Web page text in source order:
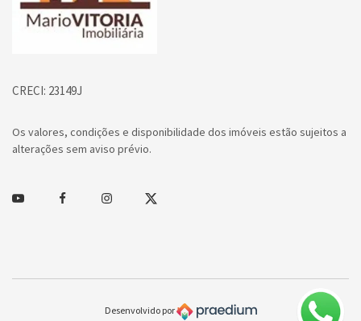
CRECI: 23149J
Os valores, condições e disponibilidade dos imóveis estão sujeitos a
alterações sem aviso prévio.
Youtube FacebookInstagramTwitter
Desenvolvido por